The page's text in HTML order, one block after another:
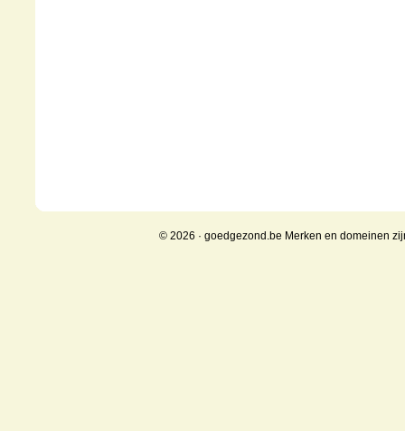
© 2026 · goedgezond.be Merken en domeinen